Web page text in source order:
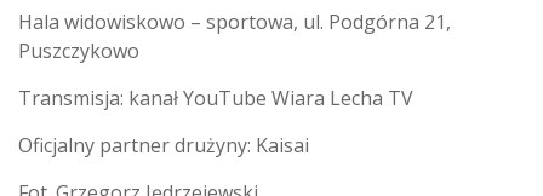
Hala widowiskowo – sportowa, ul. Podgórna 21,
Puszczykowo
Transmisja: kanał YouTube Wiara Lecha TV
Oficjalny partner drużyny: Kaisai